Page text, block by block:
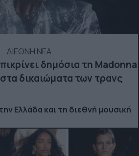
ΔΙΕΘΝΗ ΝΕΑ
δημόσια τη Madonna
δικαιώματα των τρανς
Ελλάδα και τη διεθνή μουσική